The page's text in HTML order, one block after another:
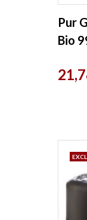
Pur
Bio
Prix